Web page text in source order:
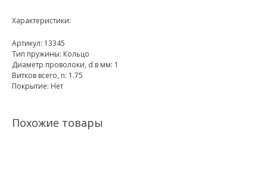
Характеристики:
Артикул: 13345
Тип пружины: Кольцо
Диаметр проволоки, d в мм: 1
Витков всего, n: 1.75
Покрытие: Нет
Похожие товары